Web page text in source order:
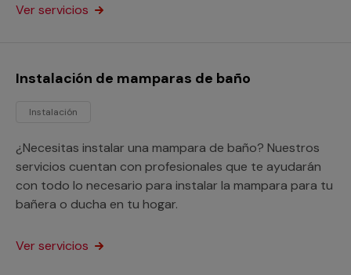
Ver servicios
Instalación de mamparas de baño
Instalación
¿Necesitas instalar una mampara de baño? Nuestros
servicios cuentan con profesionales que te ayudarán
con todo lo necesario para instalar la mampara para tu
bañera o ducha en tu hogar.
Ver servicios